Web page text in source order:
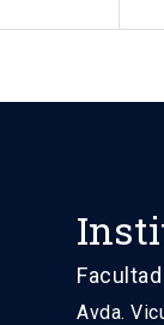
Avda.